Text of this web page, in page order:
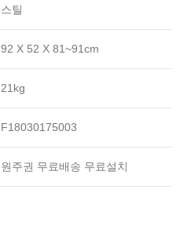
스틸
92 X 52 X 81~91cm
21kg
F18030175003
원주권 무료배송 무료설치